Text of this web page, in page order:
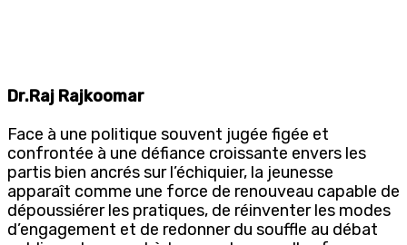
Dr.Raj Rajkoomar
Face à une politique souvent jugée figée et
confrontée à une défiance croissante envers les
partis bien ancrés sur l’échiquier, la jeunesse
apparaît comme une force de renouveau capable de
dépoussiérer les pratiques, de réinventer les modes
d’engagement et de redonner du souffle au débat